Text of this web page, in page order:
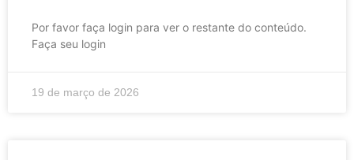
Por favor faça login para ver o restante do conteúdo.
Faça seu login
19 de março de 2026